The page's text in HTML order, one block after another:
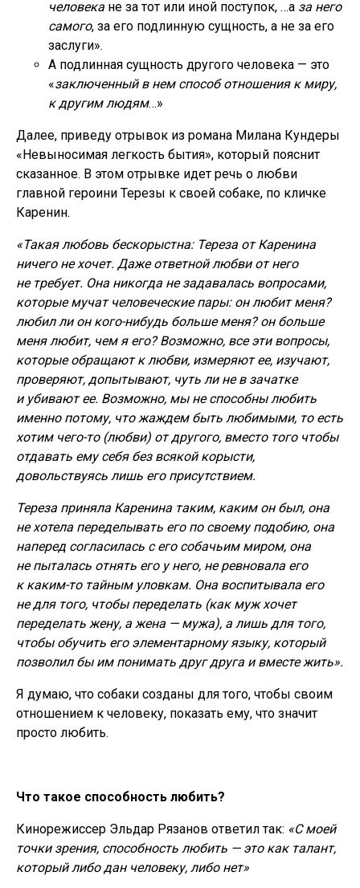
человека не за тот или иной поступок, …а за него
самого, за его подлинную сущность, а не за его
заслуги».
А подлинная сущность другого человека — это
«заключенный в нем способ отношения к миру,
к другим людям…»
Далее, приведу отрывок из романа Милана Кундеры
«Невыносимая легкость бытия», который пояснит
сказанное. В этом отрывке идет речь о любви
главной героини Терезы к своей собаке, по кличке
Каренин.
«Такая любовь бескорыстна: Тереза от Каренина
ничего не хочет. Даже ответной любви от него
не требует. Она никогда не задавалась вопросами,
которые мучат человеческие пары: он любит меня?
любил ли он кого-нибудь больше меня? он больше
меня любит, чем я его? Возможно, все эти вопросы,
которые обращают к любви, измеряют ее, изучают,
проверяют, допытывают, чуть ли не в зачатке
и убивают ее. Возможно, мы не способны любить
именно потому, что жаждем быть любимыми, то есть
хотим чего-то (любви) от другого, вместо того чтобы
отдавать ему себя без всякой корысти,
довольствуясь лишь его присутствием.
Тереза приняла Каренина таким, каким он был, она
не хотела переделывать его по своему подобию, она
наперед согласилась с его собачьим миром, она
не пыталась отнять его у него, не ревновала его
к каким-то тайным уловкам. Она воспитывала его
не для того, чтобы переделать (как муж хочет
переделать жену, а жена — мужа), а лишь для того,
чтобы обучить его элементарному языку, который
позволил бы им понимать друг друга и вместе жить».
Я думаю, что собаки созданы для того, чтобы своим
отношением к человеку, показать ему, что значит
просто любить.
Что такое способность любить?
Кинорежиссер Эльдар Рязанов ответил так: «С моей
точки зрения, способность любить — это как талант,
который либо дан человеку, либо нет»
Нажимая на кнопку, я даю своё согласие на обработку моих персональных данных и
подтверждаю согласие с
Или написать в мессенджере:
Нажимая на кнопку, я даю своё согласие на обработку моих персональных данных и
подтверждаю согласие с
Или написать в мессенджере: